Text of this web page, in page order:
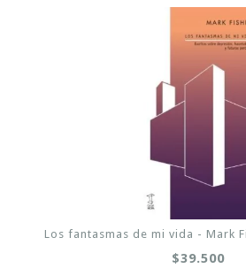
Los fantasmas de mi vida - Mark
$39.500